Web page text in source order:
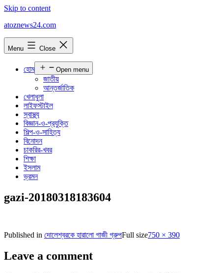
Skip to content
atoznews24.com
Menu Close
হোম Open menu
জাতীয়
আন্তর্জাতিক
খেলাধুলা
লাইফস্টাইল
স্বাস্থ্য
বিজ্ঞান-ও-প্রযুক্তি
শিল্প-ও-সাহিত্য
বিনোদন
চাকরির-খবর
শিক্ষা
ইসলাম
ভ্রমন
gazi-20180318183604
Published in দোলেশ্বরকে হারালো গাজী গ্রুপFull size750 × 390
Leave a comment